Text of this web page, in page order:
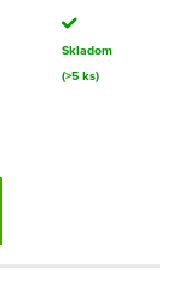
Skladom
(>5 ks)